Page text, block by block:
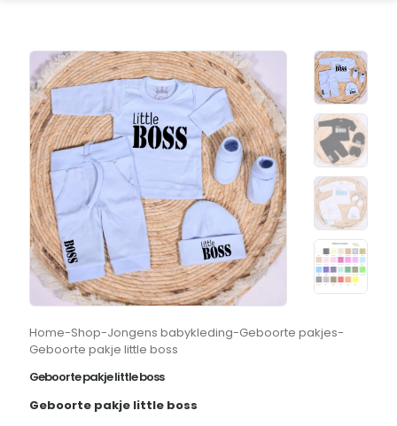
Home-Shop-Jongens babykleding-Geboorte pakjes-
Geboorte pakje little boss
Geboorte pakje little boss
Geboorte pakje little boss